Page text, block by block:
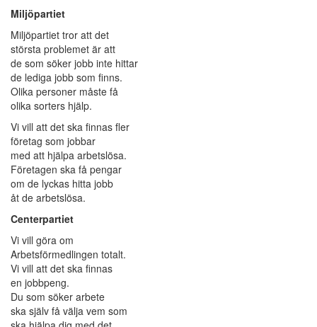
Miljöpartiet
Miljöpartiet tror att det
största problemet är att
de som söker jobb inte hittar
de lediga jobb som finns.
Olika personer måste få
olika sorters hjälp.
Vi vill att det ska finnas fler
företag som jobbar
med att hjälpa arbetslösa.
Företagen ska få pengar
om de lyckas hitta jobb
åt de arbetslösa.
Centerpartiet
Vi vill göra om
Arbetsförmedlingen totalt.
Vi vill att det ska finnas
en jobbpeng.
Du som söker arbete
ska själv få välja vem som